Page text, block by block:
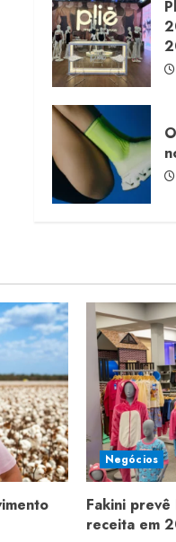
Negócios
Fakini
receita em